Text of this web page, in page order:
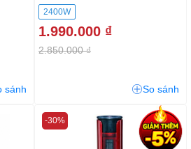
sánh
2400W
1.990.000 ₫
2.850.000 ₫
So sánh
-30%